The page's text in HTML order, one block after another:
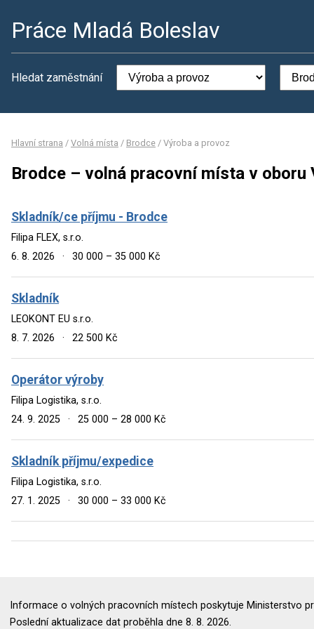
Práce Mladá Boleslav
Hledat zaměstnání
Hlavní strana / Volná místa / Brodce / Výroba a provoz
Brodce – volná pracovní místa v oboru
Skladník/ce příjmu - Brodce
Filipa FLEX, s.r.o.
6. 8. 2026
· 30 000 – 35 000 Kč
Skladník
LEOKONT EU s.r.o.
8. 7. 2026
· 22 500 Kč
Operátor výroby
Filipa Logistika, s.r.o.
24. 9. 2025
· 25 000 – 28 000 Kč
Skladník příjmu/expedice
Filipa Logistika, s.r.o.
27. 1. 2025
· 30 000 – 33 000 Kč
Informace o volných pracovních místech poskytuje Ministerstvo
Poslední aktualizace dat proběhla dne 8. 8. 2026.